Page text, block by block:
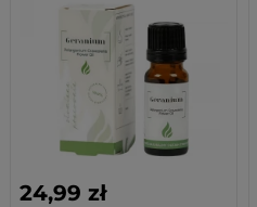
24,99 zł